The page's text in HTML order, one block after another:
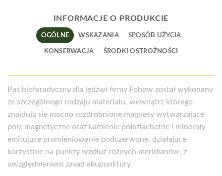
INFORMACJE O PRODUKCIE
OGÓLNE WSKAZANIA SPOSÓB UŻYCIA
KONSERWACJA ŚRODKI OSTROŻNOŚCI
Pas biofaradyczny dla lędźwi firmy Fohow został wykonany
ze szczególnego rodzaju materiału, wewnątrz którego
znajdują się mocno rozdrobnione magnesy wytwarzające
pole magnetyczne oraz kamienie półszlachetne i minerały
emitujące promieniowanie podczerwone, działające
korzystnie na punkty wzdłuż różnych meridianów, z
uwzględnieniem zasad akupunktury.